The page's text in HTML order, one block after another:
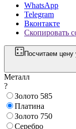
WhatsApp
Telegram
Вконтакте
Скопировать
Посчитаем цену
Металл
?
Золото 585
Платина
Золото 750
Серебро